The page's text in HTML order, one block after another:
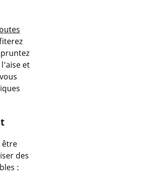
l'aise et
être
des
: